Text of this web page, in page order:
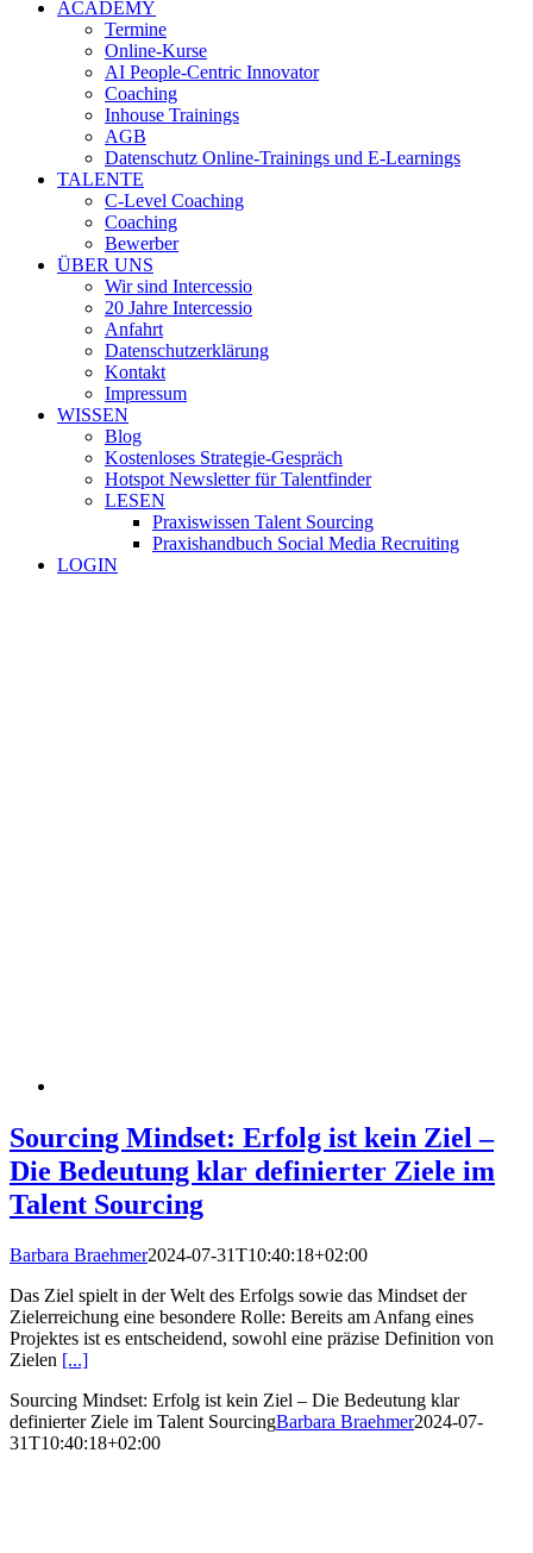
ACADEMY
Termine
Online-Kurse
AI People-Centric Innovator
Coaching
Inhouse Trainings
AGB
Datenschutz Online-Trainings und E-Learnings
TALENTE
C-Level Coaching
Coaching
Bewerber
ÜBER UNS
Wir sind Intercessio
20 Jahre Intercessio
Anfahrt
Datenschutzerklärung
Kontakt
Impressum
WISSEN
Blog
Kostenloses Strategie-Gespräch
Hotspot Newsletter für Talentfinder
LESEN
Praxiswissen Talent Sourcing
Praxishandbuch Social Media Recruiting
LOGIN
Sourcing Mindset: Erfolg ist kein Ziel –
Die Bedeutung klar definierter Ziele im
Talent Sourcing
Barbara Braehmer2024-07-31T10:40:18+02:00
Das Ziel spielt in der Welt des Erfolgs sowie das Mindset der
Zielerreichung eine besondere Rolle: Bereits am Anfang eines
Projektes ist es entscheidend, sowohl eine präzise Definition von
Zielen [...]
Sourcing Mindset: Erfolg ist kein Ziel – Die Bedeutung klar
definierter Ziele im Talent SourcingBarbara Braehmer2024-07-
31T10:40:18+02:00